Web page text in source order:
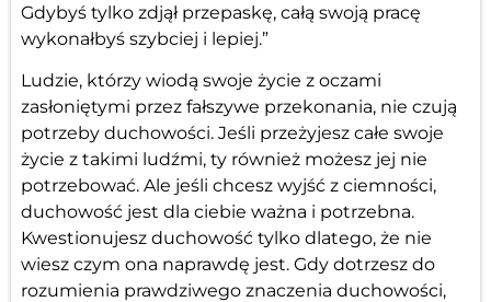
Gdybyś tylko zdjął przepaskę, całą swoją pracę
wykonałbyś szybciej i lepiej.”
Ludzie, którzy wiodą swoje życie z oczami
zasłoniętymi przez fałszywe przekonania, nie czują
potrzeby duchowości. Jeśli przeżyjesz całe swoje
życie z takimi ludźmi, ty również możesz jej nie
potrzebować. Ale jeśli chcesz wyjść z ciemności,
duchowość jest dla ciebie ważna i potrzebna.
Kwestionujesz duchowość tylko dlatego, że nie
wiesz czym ona naprawdę jest. Gdy dotrzesz do
rozumienia prawdziwego znaczenia duchowości,